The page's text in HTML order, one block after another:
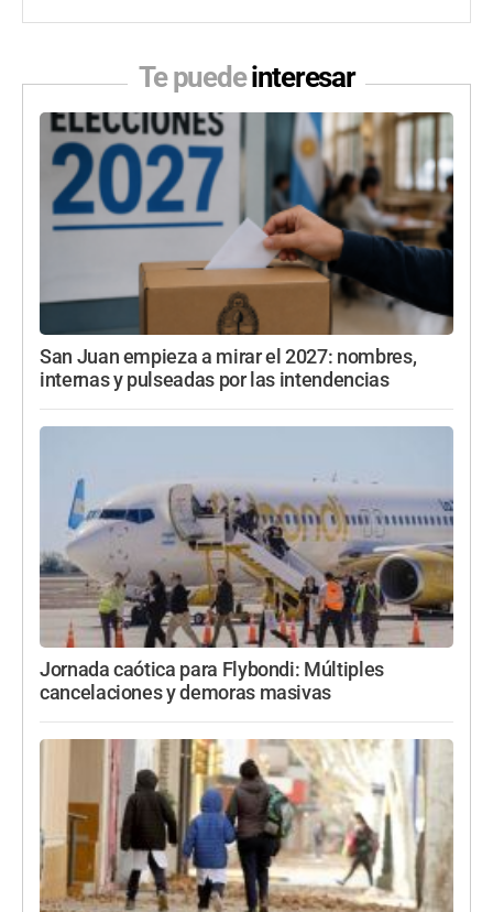
Te puedeinteresar
San Juan empieza a mirar el 2027: nombres,
internas y pulseadas por las intendencias
Jornada caótica para Flybondi: Múltiples
cancelaciones y demoras masivas